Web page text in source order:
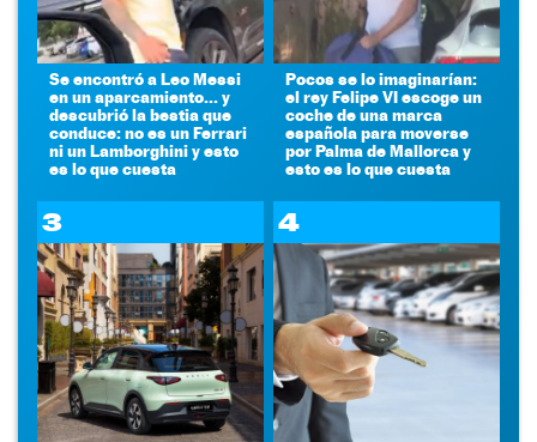
Se encontró a Leo Messi
en un aparcamiento... y
descubrió la bestia que
conduce: no es un Ferrari
ni un Lamborghini y esto
es lo que cuesta
Pocos se lo imaginarían:
el rey Felipe VI escoge un
coche de una marca
española para moverse
por Palma de Mallorca y
esto es lo que cuesta
3 4